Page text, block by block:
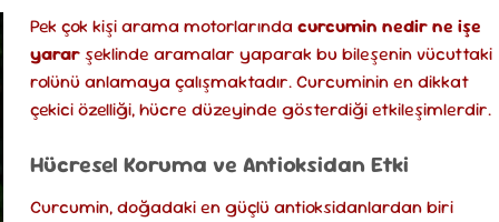
Pek çok kişi arama motorlarında curcumin nedir ne işe
yararşeklinde aramalar yaparak bu bileşenin vücuttaki
rolünü anlamaya çalışmaktadır. Curcuminin en dikkat
çekici özelliği, hücre düzeyinde gösterdiği etkileşimlerdir.
Hücresel Koruma ve Antioksidan Etki
Curcumin, doğadaki en güçlü antioksidanlardan biri